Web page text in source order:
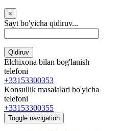
×
Sayt bo'yicha qidiruv...
Qidiruv
Elchixona bilan bog'lanish
telefoni
+33153300353
Konsullik masalalari bo'yicha
telefoni
+33153300355
Toggle navigation